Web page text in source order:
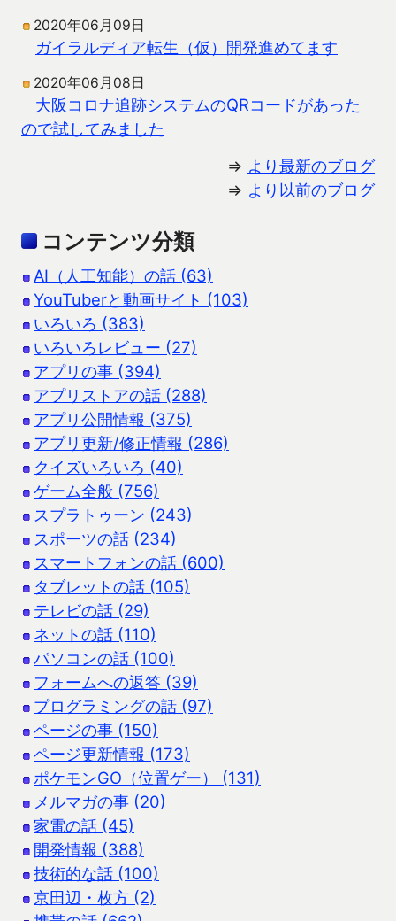
2020年06月09日
ガイラルディア転生（仮）開発進めてます
2020年06月08日
大阪コロナ追跡システムのQRコードがあった
ので試してみました
⇒ より最新のブログ
⇒ より以前のブログ
コンテンツ分類
AI（人工知能）の話 (63)
YouTuberと動画サイト (103)
いろいろ (383)
いろいろレビュー (27)
アプリの事 (394)
アプリストアの話 (288)
アプリ公開情報 (375)
アプリ更新/修正情報 (286)
クイズいろいろ (40)
ゲーム全般 (756)
スプラトゥーン (243)
スポーツの話 (234)
スマートフォンの話 (600)
タブレットの話 (105)
テレビの話 (29)
ネットの話 (110)
パソコンの話 (100)
フォームへの返答 (39)
プログラミングの話 (97)
ページの事 (150)
ページ更新情報 (173)
ポケモンGO（位置ゲー） (131)
メルマガの事 (20)
家電の話 (45)
開発情報 (388)
技術的な話 (100)
京田辺・枚方 (2)